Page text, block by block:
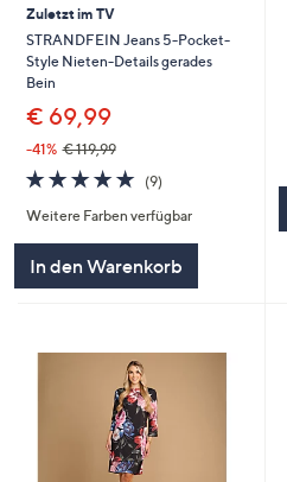
Zuletzt im TV
STRANDFEIN Jeans 5-Pocket-
Style Nieten-Details gerades
Bein
€ 69,99
-41% € 119,99
4.7
von
5
(9)
Weitere Farben verfügbar
In den Warenkorb